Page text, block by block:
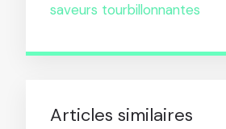
saveurs tourbillonnantes
Articles similaires